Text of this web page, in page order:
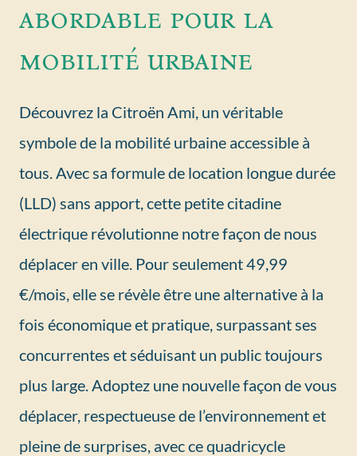
abordable pour la
mobilité urbaine
Découvrez la Citroën Ami, un véritable
symbole de la mobilité urbaine accessible à
tous. Avec sa formule de location longue durée
(LLD) sans apport, cette petite citadine
électrique révolutionne notre façon de nous
déplacer en ville. Pour seulement 49,99
€/mois, elle se révèle être une alternative à la
fois économique et pratique, surpassant ses
concurrentes et séduisant un public toujours
plus large. Adoptez une nouvelle façon de vous
déplacer, respectueuse de l’environnement et
pleine de surprises, avec ce quadricycle